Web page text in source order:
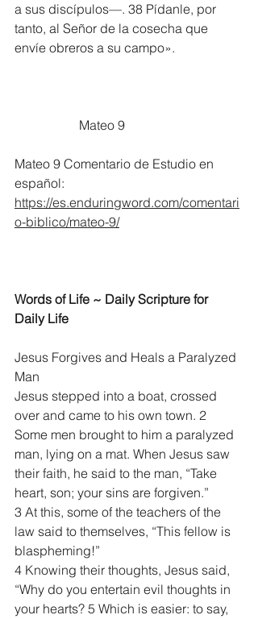
a sus discípulos—. 38 Pídanle, por
tanto, al Señor de la cosecha que
envíe obreros a su campo».
		Mateo 9
Mateo 9 Comentario de Estudio en
español:
https://es.enduringword.com/comentari
o-biblico/mateo-9/
Words of Life ~ Daily Scripture for
Daily Life
Jesus Forgives and Heals a Paralyzed
Man
Jesus stepped into a boat, crossed
over and came to his own town. 2
Some men brought to him a paralyzed
man, lying on a mat. When Jesus saw
their faith, he said to the man, “Take
heart, son; your sins are forgiven.”
3 At this, some of the teachers of the
law said to themselves, “This fellow is
blaspheming!”
4 Knowing their thoughts, Jesus said,
“Why do you entertain evil thoughts in
your hearts? 5 Which is easier: to say,